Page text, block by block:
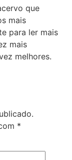
que
mais
para ler mais
mais
melhores.
*